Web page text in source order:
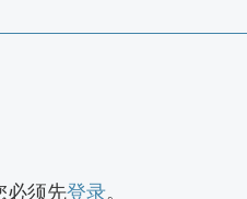
必须先登录。